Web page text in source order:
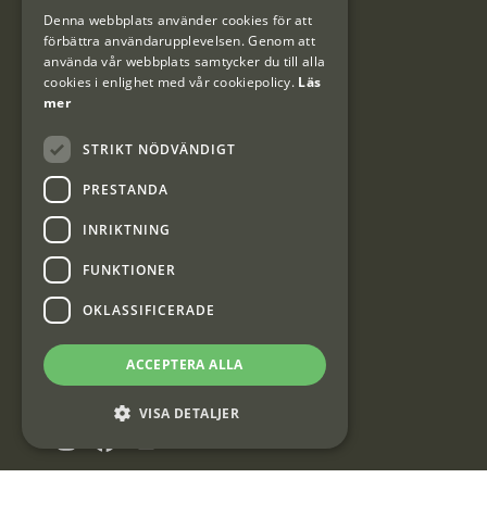
#Interjaktfamily
Kundklubb
Information om kundklubben.
Interjakt SE
Interjakt Sweden AB, Årjäng
Denna webbplats använder cookies för att
förbättra användarupplevelsen. Genom att
använda vår webbplats samtycker du till alla
cookies i enlighet med vår cookiepolicy. Läs
mer
STRIKT NÖDVÄNDIGT
PRESTANDA
INRIKTNING
FUNKTIONER
OKLASSIFICERADE
ACCEPTERA ALLA
VISA DETALJER